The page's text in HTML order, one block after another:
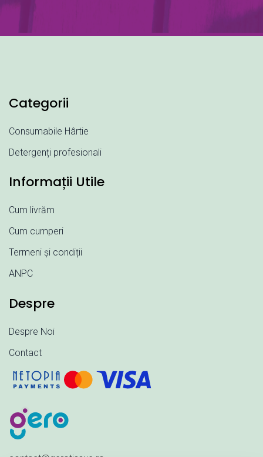
Categorii
Consumabile Hârtie
Detergenți profesionali
Informații Utile
Cum livrăm
Cum cumperi
Termeni și condiții
ANPC
Despre
Despre Noi
Contact